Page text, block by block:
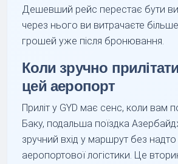
Дешевший рейс перестає бути
через нього ви витрачаєте
грошей уже після бронювання.
Коли зручно
цей аеропорт
Приліт у GYD має сенс, коли вам
Баку, подальша поїздка
зручний вхід у маршрут без надто
аеропортової логістики. Це